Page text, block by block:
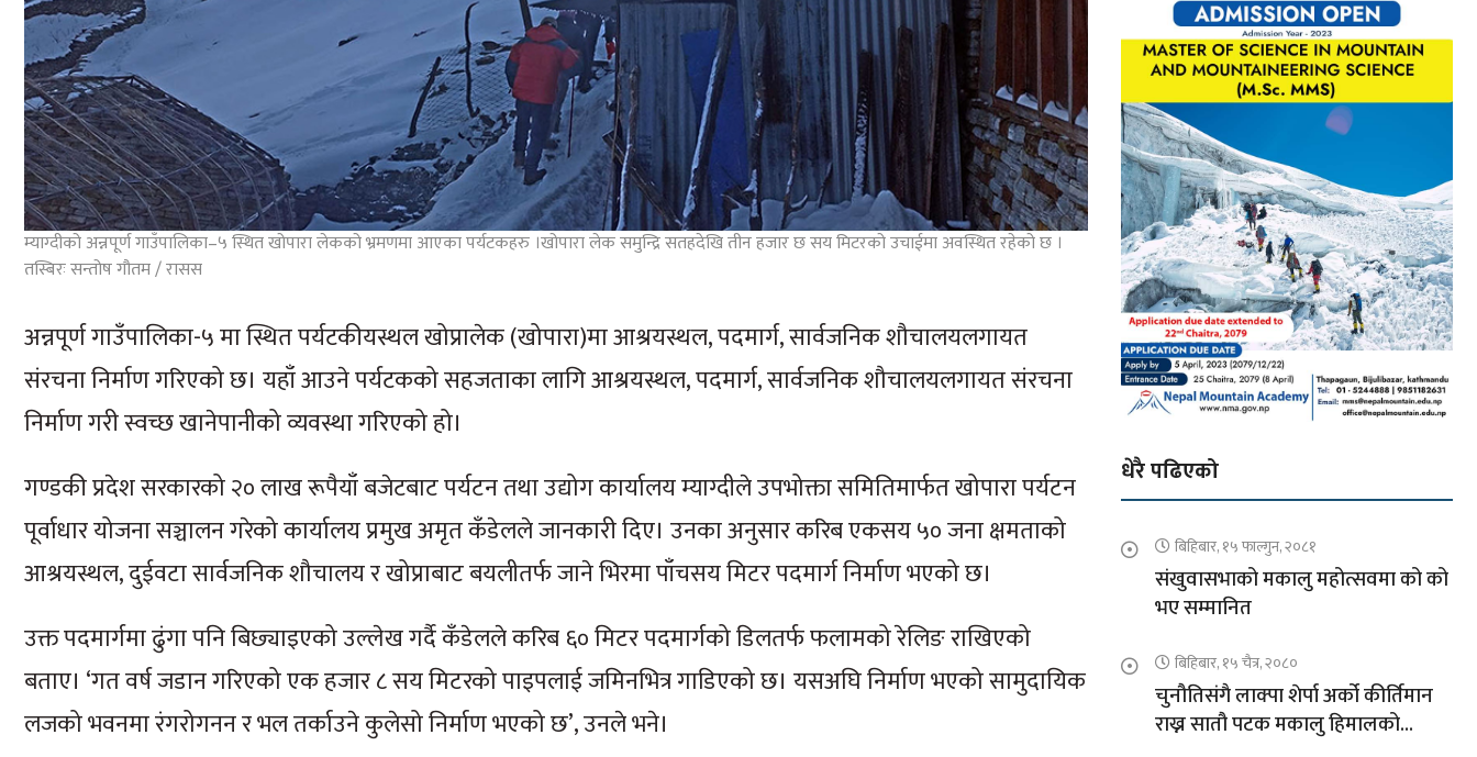
म्याग्दीको अन्नपूर्ण गाउँपालिका–५ स्थित खोपारा लेकको भ्रमणमा आएका पर्यटकहरु ।खोपारा लेक समुन्द्रि सतहदेखि तीन हजार छ सय मिटरको उचाईमा अवस्थित रहेको छ ।
तस्बिरः सन्तोष गौतम / रासस
अन्नपूर्ण गाउँपालिका-५ मा स्थित पर्यटकीयस्थल खोप्रालेक (खोपारा)मा आश्रयस्थल, पदमार्ग, सार्वजनिक शौचालयलगायत
संरचना निर्माण गरिएको छ। यहाँ आउने पर्यटकको सहजताका लागि आश्रयस्थल, पदमार्ग, सार्वजनिक शौचालयलगायत संरचना
निर्माण गरी स्वच्छ खानेपानीको व्यवस्था गरिएको हो।
गण्डकी प्रदेश सरकारको २० लाख रूपैयाँ बजेटबाट पर्यटन तथा उद्योग कार्यालय म्याग्दीले उपभोक्ता समितिमार्फत खोपारा पर्यटन
पूर्वाधार योजना सञ्चालन गरेको कार्यालय प्रमुख अमृत कँडेलले जानकारी दिए। उनका अनुसार करिब एकसय ५० जना क्षमताको
आश्रयस्थल, दुईवटा सार्वजनिक शौचालय र खोप्राबाट बयलीतर्फ जाने भिरमा पाँचसय मिटर पदमार्ग निर्माण भएको छ।
उक्त पदमार्गमा ढुंगा पनि बिछ्याइएको उल्लेख गर्दै कँडेलले करिब ६० मिटर पदमार्गको डिलतर्फ फलामको रेलिङ राखिएको
बताए। ‘गत वर्ष जडान गरिएको एक हजार ८ सय मिटरको पाइपलाई जमिनभित्र गाडिएको छ। यसअघि निर्माण भएको सामुदायिक
लजको भवनमा रंगरोगनन र भल तर्काउने कुलेसो निर्माण भएको छ’, उनले भने।
धेरै पढिएको
बिहिबार, १५ फाल्गुन, २०८१
संखुवासभाको मकालु महोत्सवमा को को
भए सम्मानित
बिहिबार, १५ चैत्र, २०८०
चुनौतिसंगै लाक्पा शेर्पा अर्को कीर्तिमान
राख्न सातौ पटक मकालु हिमालको